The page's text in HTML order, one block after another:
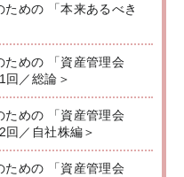
めの 「本来あるべき
めの 「資産管理会
回／総論＞
めの 「資産管理会
／自社株編＞
めの 「資産管理会